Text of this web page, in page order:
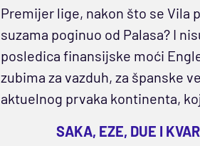
Premijer lige, nakon što se Vila
suzama poginuo od Palasa? I
posledica finansijske moći
zubima za vazduh, za španske
aktuelnog prvaka kontinenta,
SAKA, EZE, DUE I